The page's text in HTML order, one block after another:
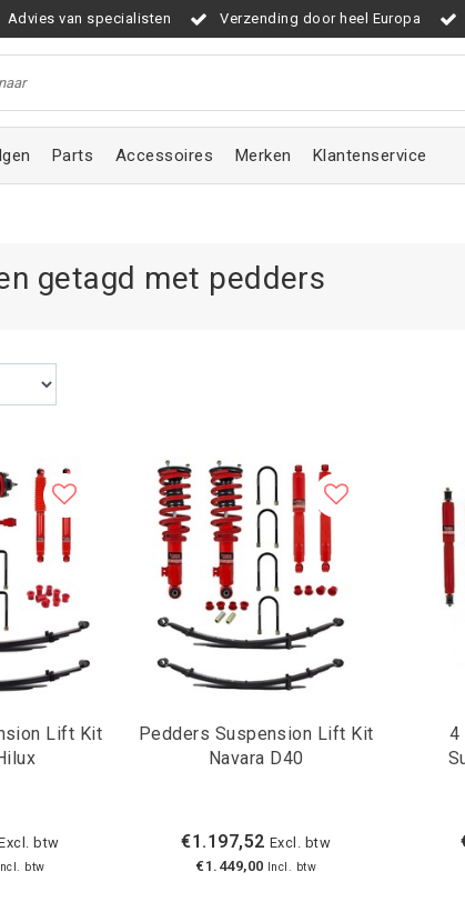
Advies van specialisten Verzending door heel Europa
Parts Accessoires Merken Klantenservice
getagd met pedders
Lift Kit
btw
btw
Pedders Suspension Lift Kit
Navara D40
€1.197,52 Excl. btw
€1.449,00 Incl. btw
4